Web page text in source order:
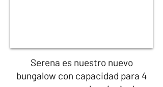
Serena es nuestro nuevo
bungalow con capacidad para 4